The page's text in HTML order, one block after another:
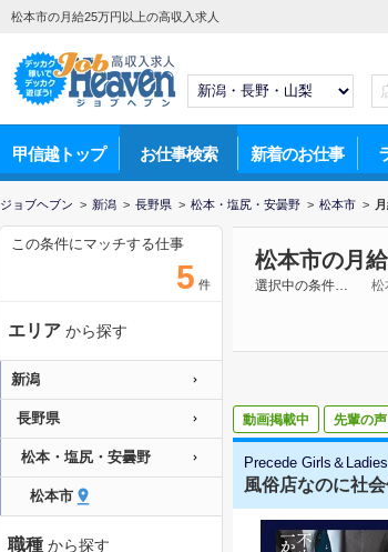
松本市の月給25万円以上の高収入求人
甲信越トップ お仕事検索 新着のお仕事
ジョブヘブン > 新潟 > 長野県 > 松本・塩尻・安曇野 > 松本市 >
松本市の月
選択中の条件… 松
動画掲載中 先輩の声
Precede Girls＆
風俗店なのに社
この条件にマッチする仕事
5 件
エリア から探す
新潟
長野県
松本・塩尻・安曇野
松本市
職種 から探す